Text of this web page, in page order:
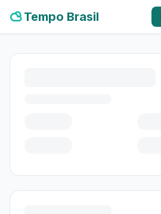
Tempo Brasil